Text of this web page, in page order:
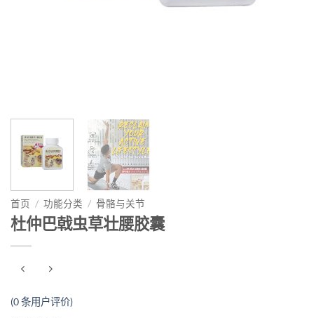
首页 / 功能分类 / 骨骼与关节
杜仲巴戟虫草壮腰胶囊
(0条用户评价)